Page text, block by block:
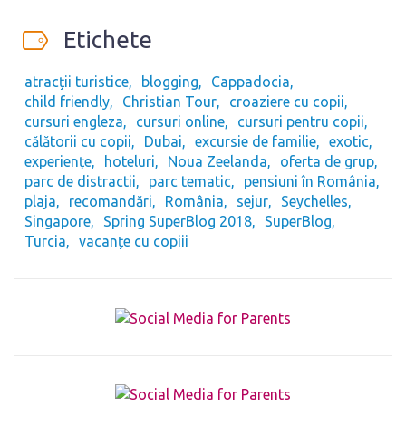
Etichete
atracții turistice blogging
Cappadocia
child friendly
Christian Tour
croaziere cu copii
cursuri engleza
cursuri online
cursuri pentru copii
călătorii cu copii
Dubai excursie de familie
exotic
experiențe
hoteluri Noua Zeelanda
oferta de grup
parc de distractii
parc tematic
pensiuni în România
plaja
recomandări România sejur
Seychelles
Singapore
Spring SuperBlog 2018
SuperBlog
Turcia
vacanțe cu copiii